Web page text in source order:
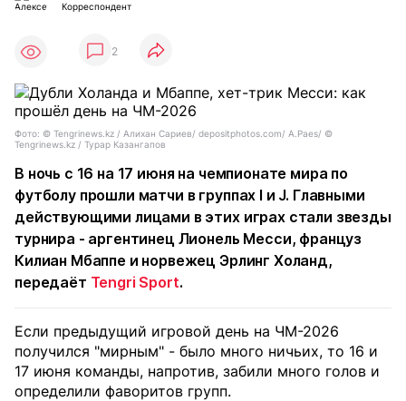
Корреспондент
2
Фото: ©️ Tengrinews.kz / Алихан Сариев/ depositphotos.com/ A.Paes/ ©
Tengrinews.kz / Турар Казангапов
В ночь с 16 на 17 июня на чемпионате мира по
футболу прошли матчи в группах I и J. Главными
действующими лицами в этих играх стали звезды
турнира - аргентинец Лионель Месси, француз
Килиан Мбаппе и норвежец Эрлинг Холанд,
передаёт Tengri Sport.
Если предыдущий игровой день на ЧМ-2026
получился "мирным" - было много ничьих, то 16 и
17 июня команды, напротив, забили много голов и
определили фаворитов групп.